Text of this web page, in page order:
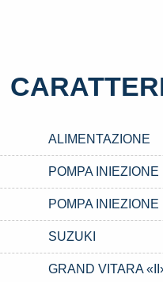
ALIMENTAZIONE
POMPA INIEZIONE
POMPA INIEZIONE
SUZUKI
GRAND VITARA